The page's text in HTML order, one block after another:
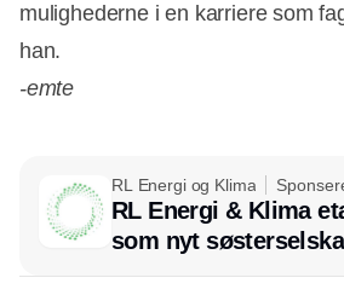
mulighederne i en karriere som
han.
-emte
RL Energi og Klima
RL Energi & Klima
som nyt
afsæt i RL Ventilation